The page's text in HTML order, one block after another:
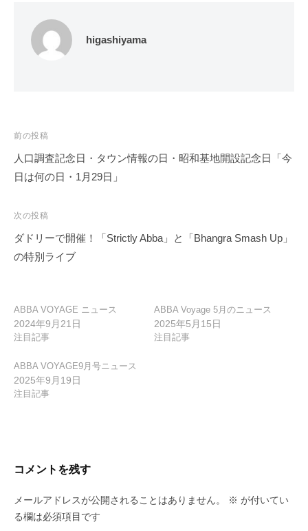
higashiyama
投
稿
ナ
ゲ
ー
シ
前の投稿
人口調査記念日・タウン情報の日・昭和基地開設記念日「今
日は何の日・1月29日」
次の投稿
ダドリーで開催！「Strictly Abba」と「Bhangra Smash Up」
の特別ライブ
ABBA VOYAGE ニュース
2024年9月21日
注目記事
ABBA Voyage 5月のニュース
2025年5月15日
注目記事
ABBA VOYAGE9月号ニュース
2025年9月19日
注目記事
コメントを残す
メールアドレスが公開されることはありません。 ※ が付いてい
る欄は必須項目です